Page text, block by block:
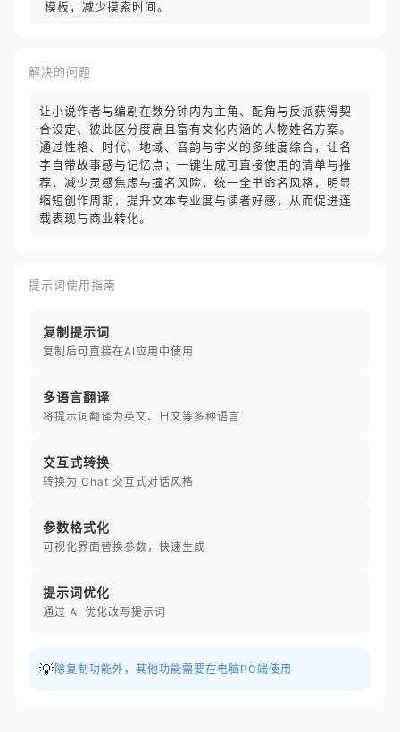
模板，减少摸索时间。
解决的问题
让小说作者与编剧在数分钟内为主角、配角与反派获得契
合设定、彼此区分度高且富有文化内涵的人物姓名方案。
通过性格、时代、地域、音韵与字义的多维度综合，让名
字自带故事感与记忆点；一键生成可直接使用的清单与推
荐，减少灵感焦虑与撞名风险，统一全书命名风格，明显
缩短创作周期，提升文本专业度与读者好感，从而促进连
载表现与商业转化。
提示词使用指南
复制提示词
复制后可直接在AI应用中使用
多语言翻译
将提示词翻译为英文、日文等多种语言
交互式转换
转换为 Chat 交互式对话风格
参数格式化
可视化界面替换参数，快速生成
提示词优化
通过 AI 优化改写提示词
💡 除复制功能外，其他功能需要在电脑PC端使用